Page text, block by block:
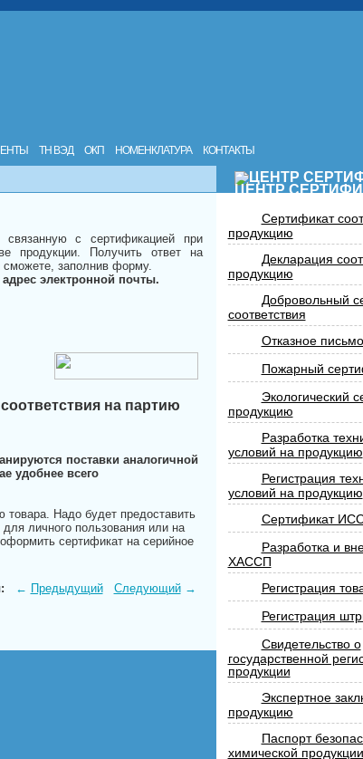
ТН ВЭД ОКП НОМЕНКЛАТУРА КОНТАКТЫ
ЦЕНТР
с сертификацией при
продукции. Получить ответ на
заполнив форму.
электронной почты.
на партию
поставки аналогичной
удобнее всего
Надо будет предоставить
личного пользования или на
сертификат на серийное
← Предыдущий Следующий→
Сертификат
продукцию
Декларация
продукцию
Добровольный
соответствия
Отказное
Пожарный
Экологический
продукцию
Разработка
условий на продукцию
Регистрация
условий на продукцию
Сертификат
Разработка и
ХАССП
Регистрация
Регистрация
Свидетельство о
государственной
продукции
Экспертное
продукцию
Паспорт
химической продукции